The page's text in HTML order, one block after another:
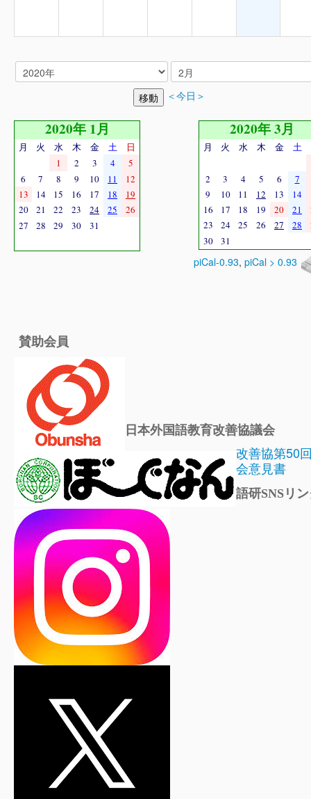
＜今日＞
2020年 1月
月 火 水 木 金 土
日
1
2 3 4
5
6
7 8 9 10 11
12
13
14 15 16 17 18
19
20
21 22 23 24 25
26
27
28 29 30 31
2020年 3月
月 火 水 木 金 土
2 3 4 5 6
7
9
10 11 12 13 14
16
17 18 19 20 21
23
24 25 26 27 28
30
31
piCal-0.93, piCal > 0.93
賛助会員
日本外国語教育改善協議会
改善協第50
会意見書
語研SNSリ